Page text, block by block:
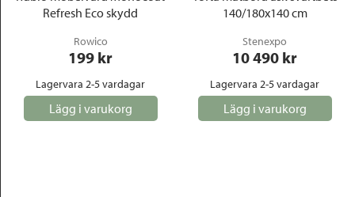
Refresh Eco skydd
Rowico
199 kr
Lagervara 2-5 vardagar
Lägg i varukorg
140/180x140 cm
Stenexpo
10 490 kr
Lagervara 2-5 vardagar
Lägg i varukorg